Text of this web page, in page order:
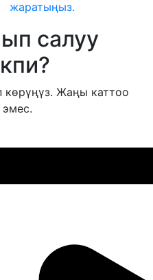
жаратыңыз.
салуу
Жаңы каттоо